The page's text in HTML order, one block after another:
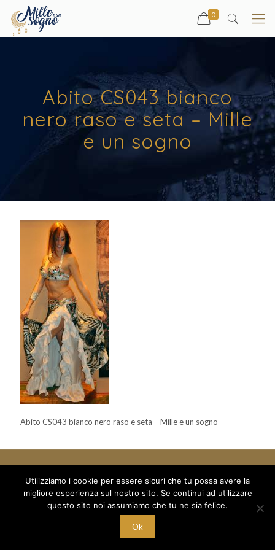
0
Abito CS043 bianco
nero raso e seta – Mille
e un sogno
Abito CS043 bianco nero raso e seta – Mille e un sogno
© 2018 Mille e un Sogno di Boboc Ramona Oana - via Arduino 5
/a - C/O Palestra Alexandria
C.F. BBC RNN 78T68 Z129M - P.I. 10221700015
Utilizziamo i cookie per essere sicuri che tu possa avere la
migliore esperienza sul nostro sito. Se continui ad utilizzare
questo sito noi assumiamo che tu ne sia felice.
Ok